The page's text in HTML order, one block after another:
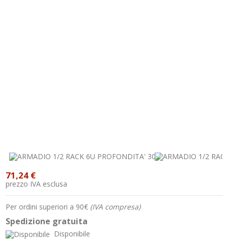
71,24 €
prezzo IVA esclusa
Per ordini superiori a 90€ (IVA compresa)
Spedizione gratuita
Disponibile